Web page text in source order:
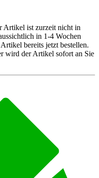
Artikel ist zurzeit nicht in
in 1-4 Wochen
bereits jetzt bestellen.
wird der Artikel sofort an Sie